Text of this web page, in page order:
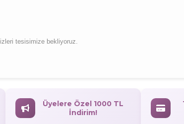
tesisimize bekliyoruz.
Üyelere Özel 1000 TL
İndirim!